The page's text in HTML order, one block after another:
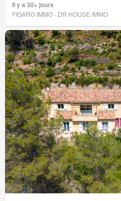
Il y a 30+ jours
FIGARO IMMO - DR HOUSE IMMO